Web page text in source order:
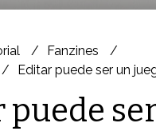
Fanzines
Editar puede ser un
puede